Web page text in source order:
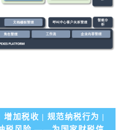
加税收 | 规范纳税行为 |